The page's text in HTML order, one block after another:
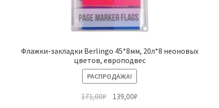
Флажки-закладки Berlingo 45*8мм, 20л*8 неоновых
цветов, европодвес
РАСПРОДАЖА!
171,00₽ Первоначальная
139,00₽